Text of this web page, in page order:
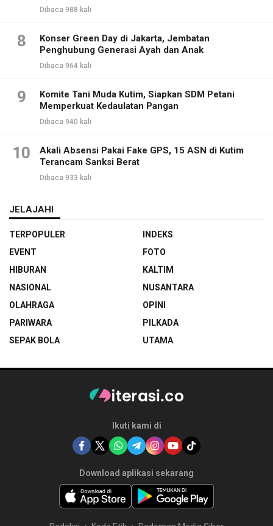
Dibaca 988 kali
8
Konser Green Day di Jakarta, Jembatan
Penghubung Generasi Ayah dan Anak
Dibaca 964 kali
9
Komite Tani Muda Kutim, Siapkan SDM Petani
Memperkuat Kedaulatan Pangan
Dibaca 940 kali
10
Akali Absensi Pakai Fake GPS, 15 ASN di Kutim
Terancam Sanksi Berat
Dibaca 933 kali
JELAJAHI
TERPOPULER
INDEKS
EVENT
FOTO
HIBURAN
KALTIM
NASIONAL
NUSANTARA
OLAHRAGA
OPINI
PARIWARA
PILKADA
SEPAK BOLA
UTAMA
Ikuti kami di
Download aplikasi sekarang